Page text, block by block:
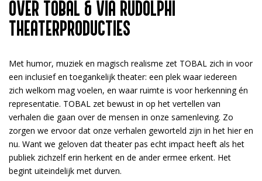
OVER TOBAL & VIA RUDOLPHI
THEATERPRODUCTIES
Met humor, muziek en magisch realisme zet TOBAL zich in voor
een inclusief en toegankelijk theater: een plek waar iedereen
zich welkom mag voelen, en waar ruimte is voor herkenning én
representatie. TOBAL zet bewust in op het vertellen van
verhalen die gaan over de mensen in onze samenleving. Zo
zorgen we ervoor dat onze verhalen geworteld zijn in het hier en
nu. Want we geloven dat theater pas echt impact heeft als het
publiek zichzelf erin herkent en de ander ermee erkent. Het
begint uiteindelijk met durven.